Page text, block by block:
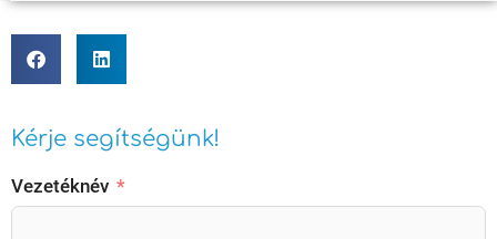
Kérje segítségünk!
Vezetéknév